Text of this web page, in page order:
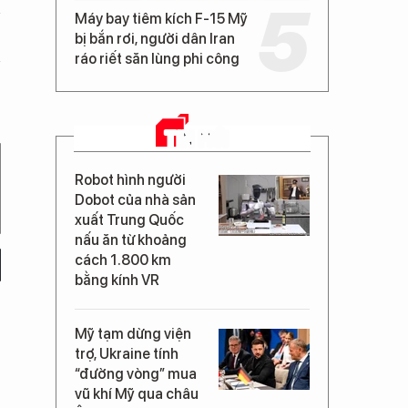
Máy bay tiêm kích F-15 Mỹ
bị bắn rơi, người dân Iran
ráo riết săn lùng phi công
TIN MỚI
Robot hình người
Dobot của nhà sản
xuất Trung Quốc
nấu ăn từ khoảng
cách 1.800 km
bằng kính VR
Mỹ tạm dừng viện
trợ, Ukraine tính
“đường vòng” mua
vũ khí Mỹ qua châu